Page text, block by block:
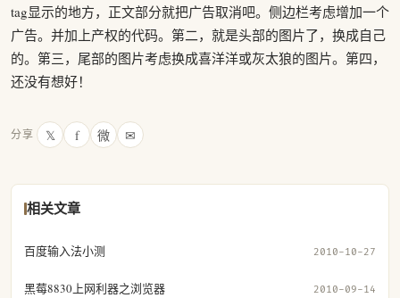
tag显示的地方，正文部分就把广告取消吧。侧边栏考虑增加一个
广告。并加上产权的代码。第二，就是头部的图片了，换成自己
的。第三，尾部的图片考虑换成喜洋洋或灰太狼的图片。第四，
还没有想好！
分享 𝕏 f 微 ✉
相关文章
百度输入法小测 2010-10-27
黑莓8830上网利器之浏览器 2010-09-14